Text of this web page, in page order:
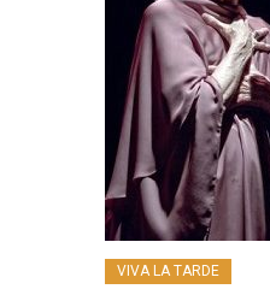
VIVA LA TARDE